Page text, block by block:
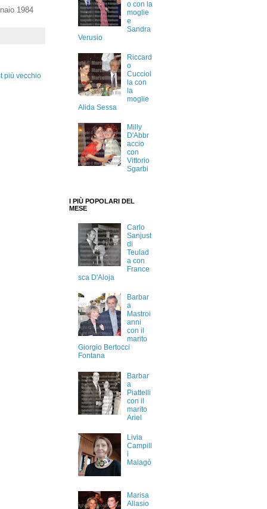
1984
più vecchio
o con la
moglie
e
Sandra
Verusio
Riccard
o
Cucciol
la con
la
moglie
Alida Sessa
Milly
D'Abbr
accio
con
Vittorio
Sgarbi
I PIÙ POPOLARI DEL
MESE
Carlo
Sanjust
di
Teulad
a con
France
sca D'Aloja
Barbar
a
Mastroi
anni
con il
marito
Giorgio Bertocci
Fontana
Barbar
a
Piattelli
con il
marito
Ariel
Livia
Campill
i
Malagò
Marisa
Allasio